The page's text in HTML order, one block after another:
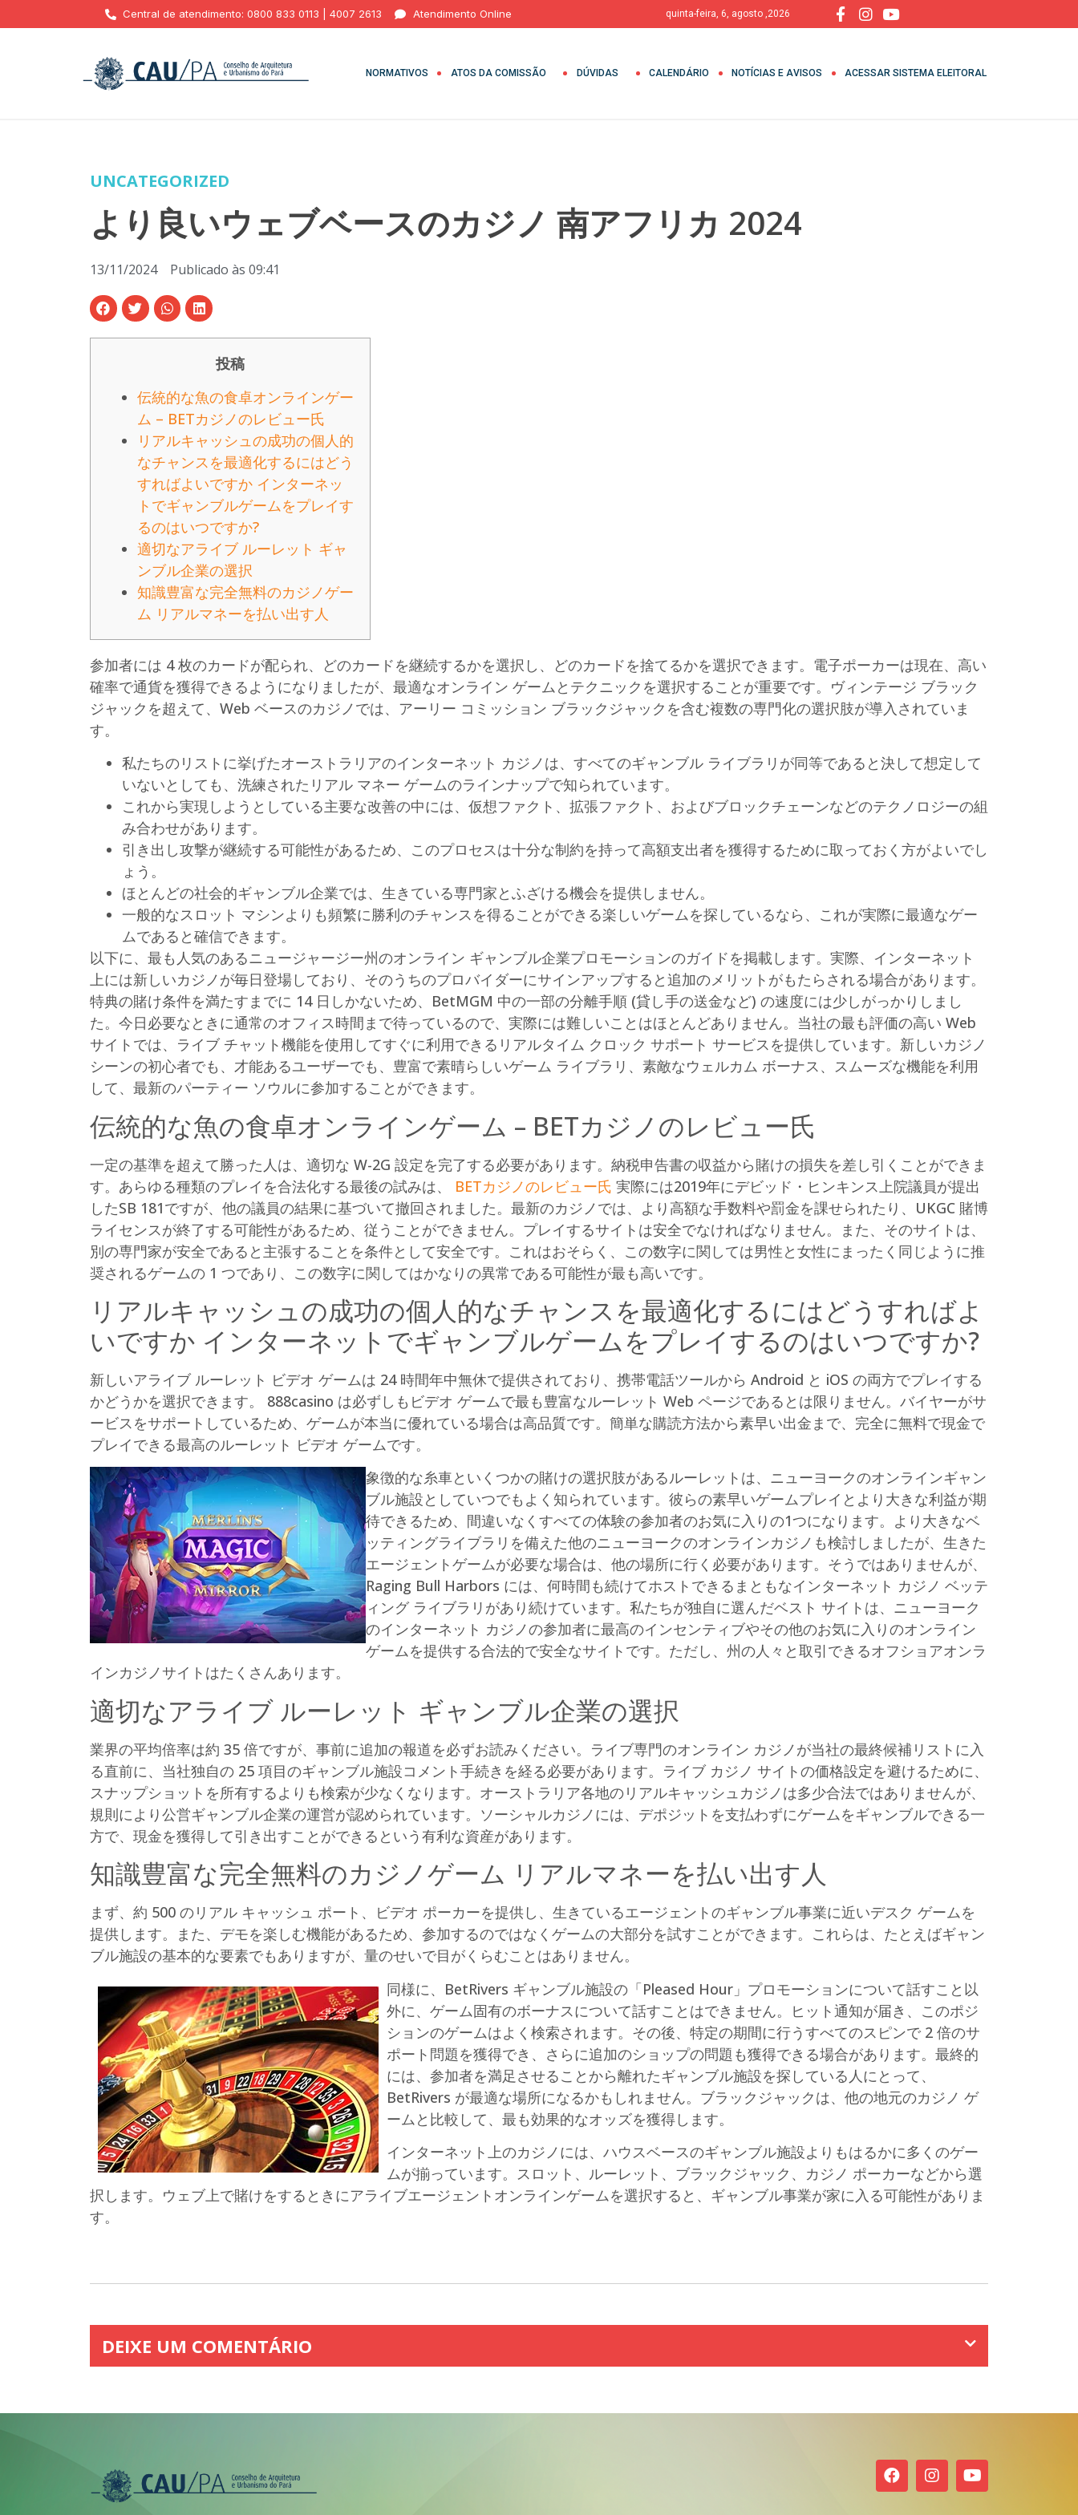
Central de atendimento: 0800 833 0113 | 4007 2613 Atendimento Online quinta-feira, 6, agosto ,2026
NORMATIVOS ATOS DA COMISSÃO DÚVIDAS CALENDÁRIO NOTÍCIAS E AVISOS ACESSAR SISTEMA ELEITORAL
UNCATEGORIZED
より良いウェブベースのカジノ 南アフリカ 2024
13/11/2024 Publicado às 09:41
投稿
伝統的な魚の食卓オンラインゲー
ム – BETカジノのレビュー氏
リアルキャッシュの成功の個人的
なチャンスを最適化するにはどう
すればよいですか インターネッ
トでギャンブルゲームをプレイす
るのはいつですか?
適切なアライブ ルーレット ギャ
ンブル企業の選択
知識豊富な完全無料のカジノゲー
ム リアルマネーを払い出す人
参加者には 4 枚のカードが配られ、どのカードを継続するかを選択し、どのカードを捨てるかを選択できます。電子ポーカーは現在、高い
確率で通貨を獲得できるようになりましたが、最適なオンライン ゲームとテクニックを選択することが重要です。ヴィンテージ ブラック
ジャックを超えて、Web ベースのカジノでは、アーリー コミッション ブラックジャックを含む複数の専門化の選択肢が導入されていま
す。
私たちのリストに挙げたオーストラリアのインターネット カジノは、すべてのギャンブル ライブラリが同等であると決して想定して
いないとしても、洗練されたリアル マネー ゲームのラインナップで知られています。
これから実現しようとしている主要な改善の中には、仮想ファクト、拡張ファクト、およびブロックチェーンなどのテクノロジーの組
み合わせがあります。
引き出し攻撃が継続する可能性があるため、このプロセスは十分な制約を持って高額支出者を獲得するために取っておく方がよいでし
ょう。
ほとんどの社会的ギャンブル企業では、生きている専門家とふざける機会を提供しません。
一般的なスロット マシンよりも頻繁に勝利のチャンスを得ることができる楽しいゲームを探しているなら、これが実際に最適なゲー
ムであると確信できます。
以下に、最も人気のあるニュージャージー州のオンライン ギャンブル企業プロモーションのガイドを掲載します。実際、インターネット
上には新しいカジノが毎日登場しており、そのうちのプロバイダーにサインアップすると追加のメリットがもたらされる場合があります。
特典の賭け条件を満たすまでに 14 日しかないため、BetMGM 中の一部の分離手順 (貸し手の送金など) の速度には少しがっかりしまし
た。今日必要なときに通常のオフィス時間まで待っているので、実際には難しいことはほとんどありません。当社の最も評価の高い Web
サイトでは、ライブ チャット機能を使用してすぐに利用できるリアルタイム クロック サポート サービスを提供しています。新しいカジノ
シーンの初心者でも、才能あるユーザーでも、豊富で素晴らしいゲーム ライブラリ、素敵なウェルカム ボーナス、スムーズな機能を利用
して、最新のパーティー ソウルに参加することができます。
伝統的な魚の食卓オンラインゲーム – BETカジノのレビュー氏
一定の基準を超えて勝った人は、適切な W-2G 設定を完了する必要があります。納税申告書の収益から賭けの損失を差し引くことができま
す。あらゆる種類のプレイを合法化する最後の試みは、 BETカジノのレビュー氏 実際には2019年にデビッド・ヒンキンス上院議員が提出
したSB 181ですが、他の議員の結果に基づいて撤回されました。最新のカジノでは、より高額な手数料や罰金を課せられたり、UKGC 賭博
ライセンスが終了する可能性があるため、従うことができません。プレイするサイトは安全でなければなりません。また、そのサイトは、
別の専門家が安全であると主張することを条件として安全です。これはおそらく、この数字に関しては男性と女性にまったく同じように推
奨されるゲームの 1 つであり、この数字に関してはかなりの異常である可能性が最も高いです。
リアルキャッシュの成功の個人的なチャンスを最適化するにはどうすればよ
いですか インターネットでギャンブルゲームをプレイするのはいつですか?
新しいアライブ ルーレット ビデオ ゲームは 24 時間年中無休で提供されており、携帯電話ツールから Android と iOS の両方でプレイする
かどうかを選択できます。 888casino は必ずしもビデオ ゲームで最も豊富なルーレット Web ページであるとは限りません。バイヤーがサ
ービスをサポートしているため、ゲームが本当に優れている場合は高品質です。簡単な購読方法から素早い出金まで、完全に無料で現金で
プレイできる最高のルーレット ビデオ ゲームです。
象徴的な糸車といくつかの賭けの選択肢があるルーレットは、ニューヨークのオンラインギャン
ブル施設としていつでもよく知られています。彼らの素早いゲームプレイとより大きな利益が期
待できるため、間違いなくすべての体験の参加者のお気に入りの1つになります。より大きなベ
ッティングライブラリを備えた他のニューヨークのオンラインカジノも検討しましたが、生きた
エージェントゲームが必要な場合は、他の場所に行く必要があります。そうではありませんが、
Raging Bull Harbors には、何時間も続けてホストできるまともなインターネット カジノ ベッテ
ィング ライブラリがあり続けています。私たちが独自に選んだベスト サイトは、ニューヨーク
のインターネット カジノの参加者に最高のインセンティブやその他のお気に入りのオンライン
ゲームを提供する合法的で安全なサイトです。ただし、州の人々と取引できるオフショアオンラ
インカジノサイトはたくさんあります。
適切なアライブ ルーレット ギャンブル企業の選択
業界の平均倍率は約 35 倍ですが、事前に追加の報道を必ずお読みください。ライブ専門のオンライン カジノが当社の最終候補リストに入
る直前に、当社独自の 25 項目のギャンブル施設コメント手続きを経る必要があります。ライブ カジノ サイトの価格設定を避けるために、
スナップショットを所有するよりも検索が少なくなります。オーストラリア各地のリアルキャッシュカジノは多少合法ではありませんが、
規則により公営ギャンブル企業の運営が認められています。ソーシャルカジノには、デポジットを支払わずにゲームをギャンブルできる一
方で、現金を獲得して引き出すことができるという有利な資産があります。
知識豊富な完全無料のカジノゲーム リアルマネーを払い出す人
まず、約 500 のリアル キャッシュ ポート、ビデオ ポーカーを提供し、生きているエージェントのギャンブル事業に近いデスク ゲームを
提供します。また、デモを楽しむ機能があるため、参加するのではなくゲームの大部分を試すことができます。これらは、たとえばギャン
ブル施設の基本的な要素でもありますが、量のせいで目がくらむことはありません。
同様に、BetRivers ギャンブル施設の「Pleased Hour」プロモーションについて話すこと以
外に、ゲーム固有のボーナスについて話すことはできません。ヒット通知が届き、このポジ
ションのゲームはよく検索されます。その後、特定の期間に行うすべてのスピンで 2 倍のサ
ポート問題を獲得でき、さらに追加のショップの問題も獲得できる場合があります。最終的
には、参加者を満足させることから離れたギャンブル施設を探している人にとって、
BetRivers が最適な場所になるかもしれません。ブラックジャックは、他の地元のカジノ ゲ
ームと比較して、最も効果的なオッズを獲得します。
インターネット上のカジノには、ハウスベースのギャンブル施設よりもはるかに多くのゲー
ムが揃っています。スロット、ルーレット、ブラックジャック、カジノ ポーカーなどから選
択します。ウェブ上で賭けをするときにアライブエージェントオンラインゲームを選択すると、ギャンブル事業が家に入る可能性がありま
す。
DEIXE UM COMENTÁRIO